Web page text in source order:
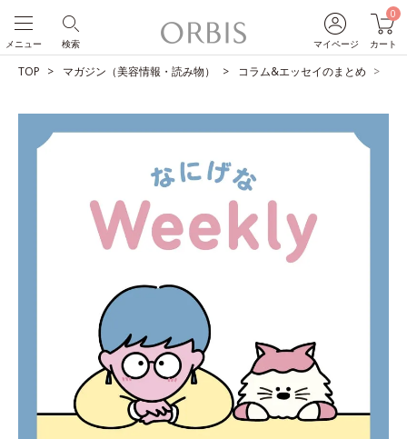
マイページ
0
カート
検索
メニュー
TOP マガジン（美容情報・読み物） コラム&エッセイのまとめ